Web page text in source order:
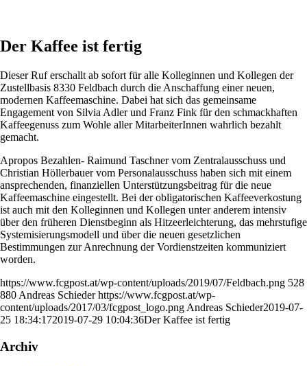
Der Kaffee ist fertig
Dieser Ruf erschallt ab sofort für alle Kolleginnen und Kollegen der
Zustellbasis 8330 Feldbach durch die Anschaffung einer neuen,
modernen Kaffeemaschine. Dabei hat sich das gemeinsame
Engagement von Silvia Adler und Franz Fink für den schmackhaften
Kaffeegenuss zum Wohle aller MitarbeiterInnen wahrlich bezahlt
gemacht.
Apropos Bezahlen- Raimund Taschner vom Zentralausschuss und
Christian Höllerbauer vom Personalausschuss haben sich mit einem
ansprechenden, finanziellen Unterstützungsbeitrag für die neue
Kaffeemaschine eingestellt. Bei der obligatorischen Kaffeeverkostung
ist auch mit den Kolleginnen und Kollegen unter anderem intensiv
über den früheren Dienstbeginn als Hitzeerleichterung, das mehrstufige
Systemisierungsmodell und über die neuen gesetzlichen
Bestimmungen zur Anrechnung der Vordienstzeiten kommuniziert
worden.
https://www.fcgpost.at/wp-content/uploads/2019/07/Feldbach.png 528
880 Andreas Schieder https://www.fcgpost.at/wp-
content/uploads/2017/03/fcgpost_logo.png Andreas Schieder2019-07-
25 18:34:172019-07-29 10:04:36Der Kaffee ist fertig
Archiv